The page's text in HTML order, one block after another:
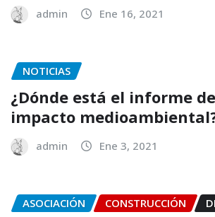
admin Ene 16, 2021
NOTICIAS
¿Dónde está el informe
impacto
admin Ene 3, 2021
ASOCIACIÓN CONSTRUCCIÓN